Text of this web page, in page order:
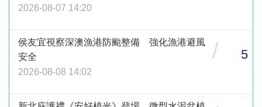
2026-08-07 14:20
侯友宜視察深澳漁港防颱整備 強化漁港避風
安全
2026-08-08 14:02
/ 5